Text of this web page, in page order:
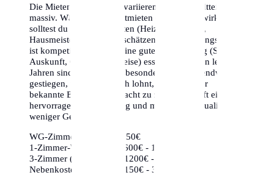
Die Mieten in Augsburg variieren je nach Stadtteil
massiv. Während die Kaltmieten oft moderat wirken,
solltest du die Nebenkosten (Heizung, Wasser,
Hausmeister) nicht unterschätzen. Der Wohnungsmarkt
ist kompetitiv, daher ist eine gute Vorbereitung (Schufa-
Auskunft, Gehaltsnachweise) essenziell. In den letzten
Jahren sind die Preise insbesondere in den Trendvierteln
gestiegen, weshalb es sich lohnt, auch weniger
bekannte Bezirke in Betracht zu ziehen, die oft eine
hervorragende Anbindung und mehr Lebensqualität für
weniger Geld bieten.
WG-Zimmer:
ca. 350€ - 650€
1-Zimmer-Wohnung:
ca. 600€ - 1000€
3-Zimmer (Zentrum):
ca. 1200€ - 2000€
Nebenkosten (85m²):
ca. 150€ - 350€